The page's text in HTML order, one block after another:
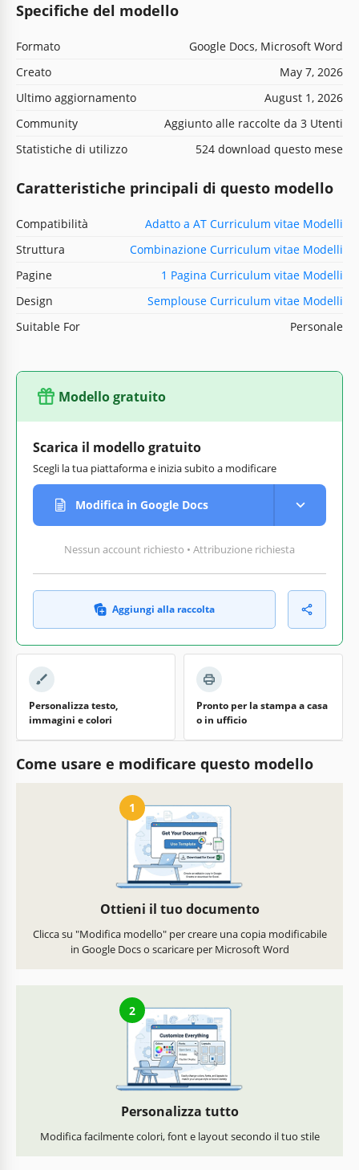
Specifiche del modello
Formato
Google Docs, Microsoft Word
Creato
May 7, 2026
Ultimo aggiornamento
August 1, 2026
Community
Aggiunto alle raccolte da 3 Utenti
Statistiche di utilizzo
524 download questo mese
Caratteristiche principali di questo modello
Compatibilità
Adatto a AT Curriculum vitae Modelli
Struttura
Combinazione Curriculum vitae Modelli
Pagine
1 Pagina Curriculum vitae Modelli
Design
Semplouse Curriculum vitae Modelli
Suitable For
Personale
Modello gratuito
Scarica il modello gratuito
Scegli la tua piattaforma e inizia subito a modificare
Modifica in Google Docs
Nessun account richiesto • Attribuzione richiesta
Aggiungi alla raccolta
Personalizza testo,
immagini e colori
Pronto per la stampa a casa
o in ufficio
Come usare e modificare questo modello
1
Ottieni il tuo documento
Clicca su "Modifica modello" per creare una copia modificabile
in Google Docs o scaricare per Microsoft Word
2
Personalizza tutto
Modifica facilmente colori, font e layout secondo il tuo stile